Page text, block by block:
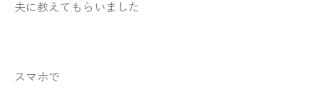
夫に教えてもらいました
スマホで